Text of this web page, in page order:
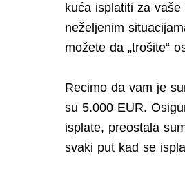
kuća isplatiti za
neželjenim
možete da „trošite“
Recimo da vam je
su 5.000 EUR.
isplate, preostala
svaki put kad se